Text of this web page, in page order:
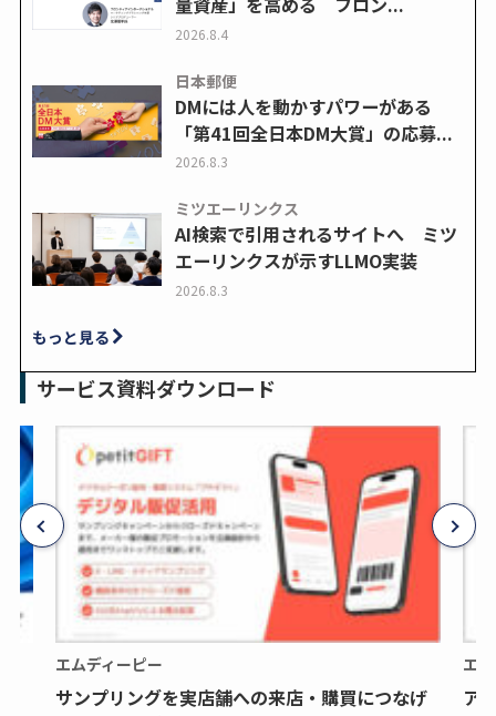
2026.8.4
日本郵便
DMには人を動かすパワーがある
「第41回全日本DM大賞」の応募...
2026.8.3
ミツエーリンクス
AI検索で引用されるサイトへ ミツ
エーリンクスが示すLLMO実装
2026.8.3
もっと見る
サービス資料ダウンロード
エムディーピー
サンプリングを実店舗への来店・購買につなげ
エ
ア